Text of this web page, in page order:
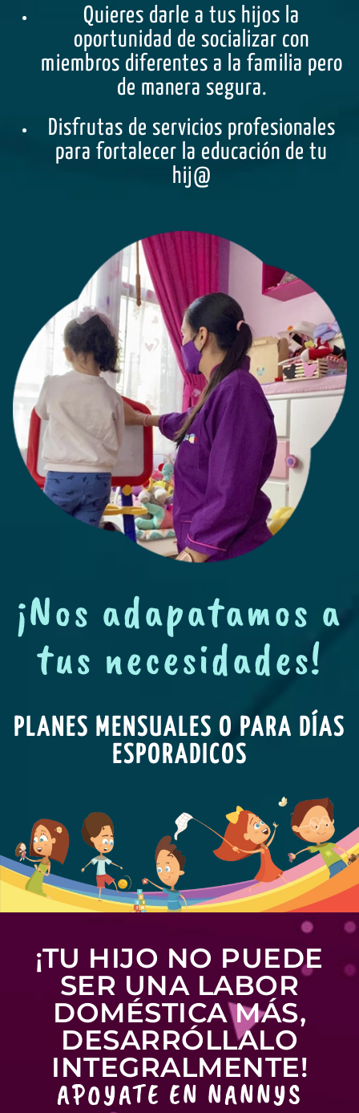
Quieres darle a tus hijos la
oportunidad de socializar con
miembros diferentes a la familia pero
de manera segura.
Disfrutas de servicios profesionales
para fortalecer la educación de tu
hij@
¡Nos adapatamos a
tus necesidades!
PLANES MENSUALES O PARA DÍAS
ESPORADICOS
¡TU HIJO NO PUEDE
SER UNA LABOR
DOMÉSTICA MÁS,
DESARRÓLLALO
INTEGRALMENTE!
APOYATE EN NANNYS